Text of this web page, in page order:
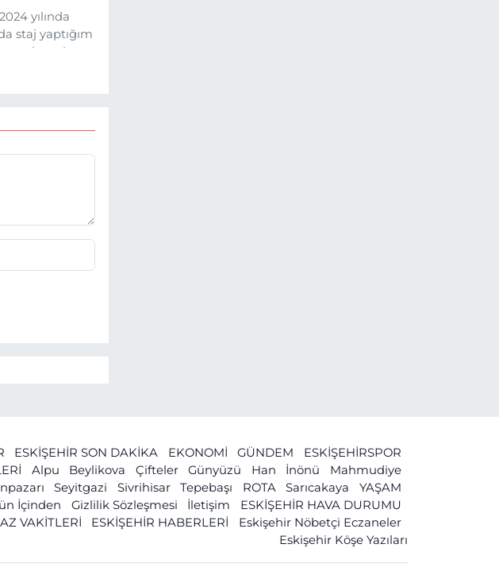
yılında
staj yaptığım
ESKİŞEHİR SON DAKİKA EKONOMİ GÜNDEM
ESKİŞEHİRSPOR
Alpu Beylikova Çifteler Günyüzü Han İnönü
Mahmudiye
Seyitgazi Sivrihisar Tepebaşı ROTA Sarıcakaya
YAŞAM
İçinden Gizlilik Sözleşmesi İletişim
ESKİŞEHİR HAVA DURUMU
VAKİTLERİ
ESKİŞEHİR HABERLERİ
Eskişehir Nöbetçi Eczaneler
Eskişehir Köşe Yazıları